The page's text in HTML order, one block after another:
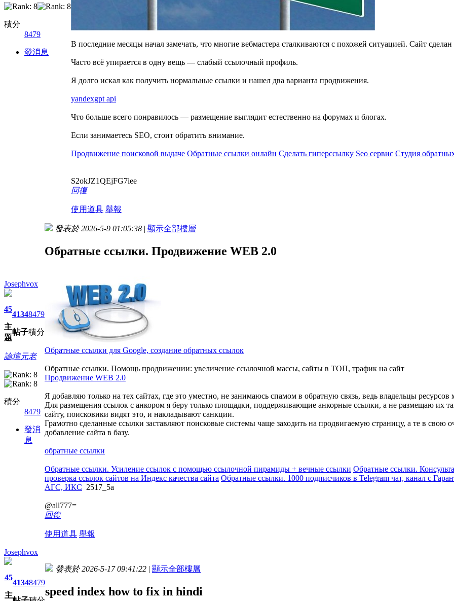
積分
8479
發消息
В последние месяцы начал замечать, что многие вебмастера сталкиваются с похожей ситуацией. Сайт
Часто всё упирается в одну вещь — слабый ссылочный профиль.
Я долго искал как получить нормальные ссылки и нашел два варианта продвижения.
yandexgpt api
Что больше всего понравилось — размещение выглядит естественно на форумах и блогах.
Если занимаетесь SEO, стоит обратить внимание.
Продвижение поисковой выдаче Обратные ссылки онлайн Сделать гиперссылку Seo сервис Студия
S2okJZ1QEjFG7iee
回復
使用道具 舉報
Josephvox
45
主
題
4134
帖子
8479
積分
論壇元老
積分
8479
發消
息
發表於 2026-5-9 01:05:38 | 顯示全部樓層
Обратные ссылки. Продвижение WEB 2.0
Обратные ссылки для Google, создание обратных ссылок
Обратные ссылки. Помощь продвижении: увеличение ссылочной массы, сайты в ТОП, трафик на сайт
Продвижение WEB 2.0
Я добавляю только на тех сайтах, где это уместно, не занимаюсь спамом в обратную связь, ведь владельцы ресурсов
Для размещения ссылок с анкором я беру только площадки, поддерживающие анкорные ссылки, а не размещаю их
сайту, поисковики видят это, и накладывают санкции.
Грамотно сделанные ссылки заставляют поисковые системы чаще заходить на продвигаемую страницу, а те в свою
добавление сайта в базу.
обратные ссылки
Обратные ссылки. Усиление ссылок с помощью ссылочной пирамиды + вечные ссылки Обратные ссылки.
проверка ссылок сайтов на Индекс качества сайта Обратные ссылки. 1000 подписчиков в Telegram чат, канал с
АГС, ИКС 2517_5a
@all777=
回復
使用道具 舉報
Josephvox
45
主
41348479
發表於 2026-5-17 09:41:22 | 顯示全部樓層
speed index how to fix in hindi